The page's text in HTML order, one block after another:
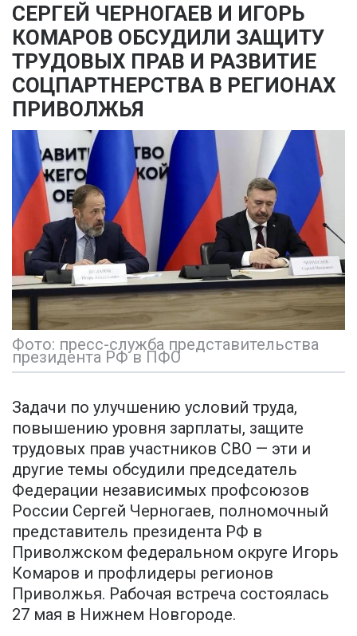
СЕРГЕЙ ЧЕРНОГАЕВ И ИГОРЬ
КОМАРОВ ОБСУДИЛИ ЗАЩИТУ
ТРУДОВЫХ ПРАВ И РАЗВИТИЕ
СОЦПАРТНЕРСТВА В РЕГИОНАХ
ПРИВОЛЖЬЯ
Фото: пресс-служба представительства
президента РФ в ПФО
Задачи по улучшению условий труда,
повышению уровня зарплаты, защите
трудовых прав участников СВО — эти и
другие темы обсудили председатель
Федерации независимых профсоюзов
России Сергей Черногаев, полномочный
представитель президента РФ в
Приволжском федеральном округе Игорь
Комаров и профлидеры регионов
Приволжья. Рабочая встреча состоялась
27 мая в Нижнем Новгороде.